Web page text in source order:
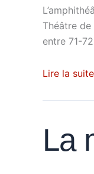
Théâtre
entre 71-
Lire la
La
La
maison